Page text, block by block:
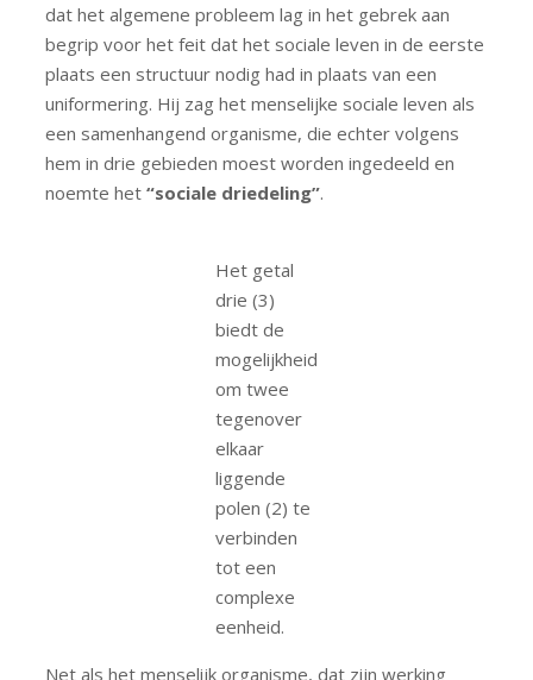
dat het algemene probleem lag in het gebrek aan
begrip voor het feit dat het sociale leven in de eerste
plaats een structuur nodig had in plaats van een
uniformering. Hij zag het menselijke sociale leven als
een samenhangend organisme, die echter volgens
hem in drie gebieden moest worden ingedeeld en
noemte het “sociale driedeling”.
Het getal
drie (3)
biedt de
mogelijkheid
om twee
tegenover
elkaar
liggende
polen (2) te
verbinden
tot een
complexe
eenheid.
Net als het menselijk organisme, dat zijn werking